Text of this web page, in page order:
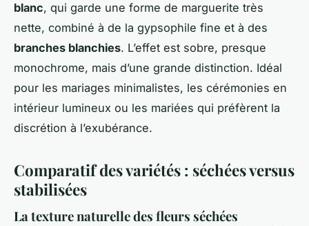
blanc, qui garde une forme de marguerite très
nette, combiné à de la gypsophile fine et à des
branches blanchies. L’effet est sobre, presque
monochrome, mais d’une grande distinction. Idéal
pour les mariages minimalistes, les cérémonies en
intérieur lumineux ou les mariées qui préfèrent la
discrétion à l’exubérance.
Comparatif des variétés : séchées versus
stabilisées
La texture naturelle des fleurs séchées